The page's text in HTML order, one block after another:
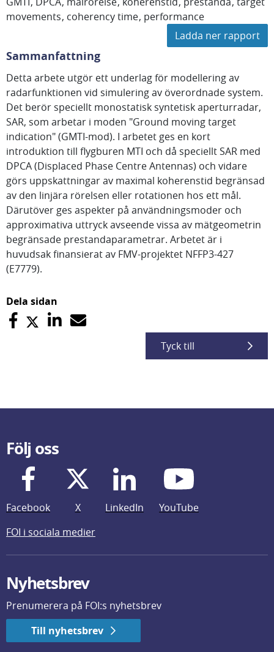
movements coherency time performance
Ladda ner rapport
Sammanfattning
Detta arbete utgör ett underlag för modellering av
radarfunktionen vid simulering av överordnade system.
Det berör speciellt monostatisk syntetisk aperturradar,
SAR, som arbetar i moden "Ground moving target
indication" (GMTI-mod). I arbetet ges en kort
introduktion till flygburen MTI och då speciellt SAR med
DPCA (Displaced Phase Centre Antennas) och vidare
görs uppskattningar av maximal koherenstid begränsad
av den linjära rörelsen eller rotationen hos ett mål.
Därutöver ges aspekter på användningsmoder och
approximativa uttryck avseende vissa av mätgeometrin
begränsade prestandaparametrar. Arbetet är i
huvudsak finansierat av FMV-projektet NFFP3-427
(E7779).
Dela sidan
Tyck till
Följ oss
Facebook X LinkedIn
YouTube
FOI i sociala medier
Nyhetsbrev
Prenumerera på FOI:s nyhetsbrev
Till nyhetsbrev